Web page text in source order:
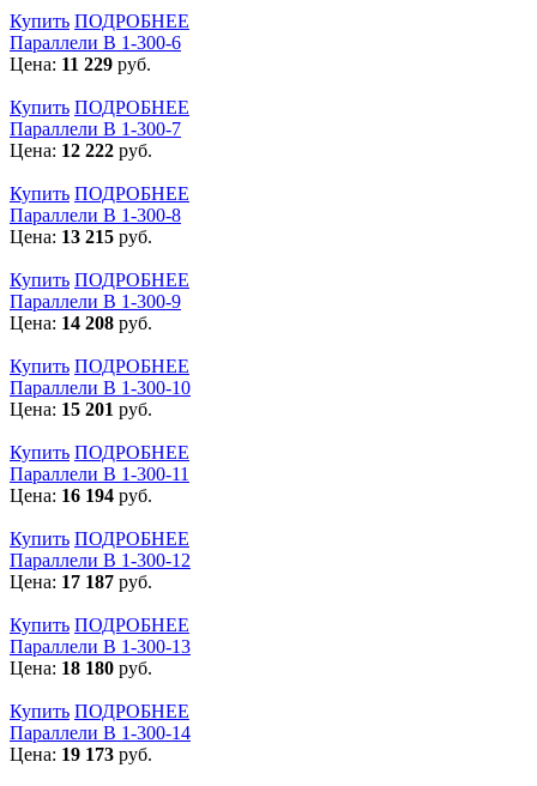
Купить ПОДРОБНЕЕ
Параллели В 1-300-6
Цена: 11 229 руб.
Купить ПОДРОБНЕЕ
Параллели В 1-300-7
Цена: 12 222 руб.
Купить ПОДРОБНЕЕ
Параллели В 1-300-8
Цена: 13 215 руб.
Купить ПОДРОБНЕЕ
Параллели В 1-300-9
Цена: 14 208 руб.
Купить ПОДРОБНЕЕ
Параллели В 1-300-10
Цена: 15 201 руб.
Купить ПОДРОБНЕЕ
Параллели В 1-300-11
Цена: 16 194 руб.
Купить ПОДРОБНЕЕ
Параллели В 1-300-12
Цена: 17 187 руб.
Купить ПОДРОБНЕЕ
Параллели В 1-300-13
Цена: 18 180 руб.
Купить ПОДРОБНЕЕ
Параллели В 1-300-14
Цена: 19 173 руб.